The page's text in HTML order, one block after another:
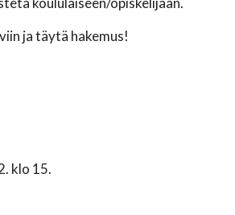
ja täytä hakemus!
klo 15.